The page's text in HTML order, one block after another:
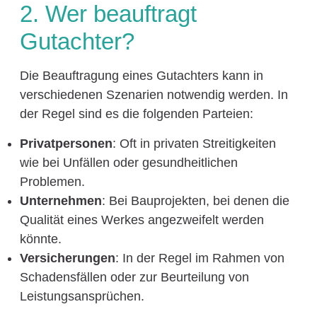
2. Wer beauftragt
Gutachter?
Die Beauftragung eines Gutachters kann in
verschiedenen Szenarien notwendig werden. In
der Regel sind es die folgenden Parteien:
Privatpersonen: Oft in privaten Streitigkeiten
wie bei Unfällen oder gesundheitlichen
Problemen.
Unternehmen: Bei Bauprojekten, bei denen die
Qualität eines Werkes angezweifelt werden
könnte.
Versicherungen: In der Regel im Rahmen von
Schadensfällen oder zur Beurteilung von
Leistungsansprüchen.